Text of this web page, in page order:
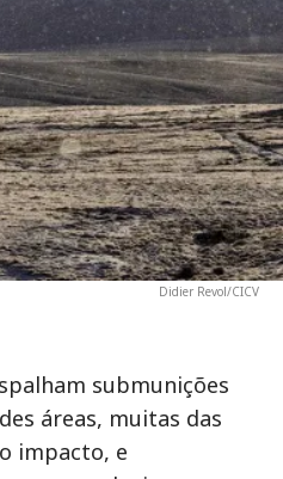
Didier Revol/CICV
submunições
áreas, muitas das
impacto, e